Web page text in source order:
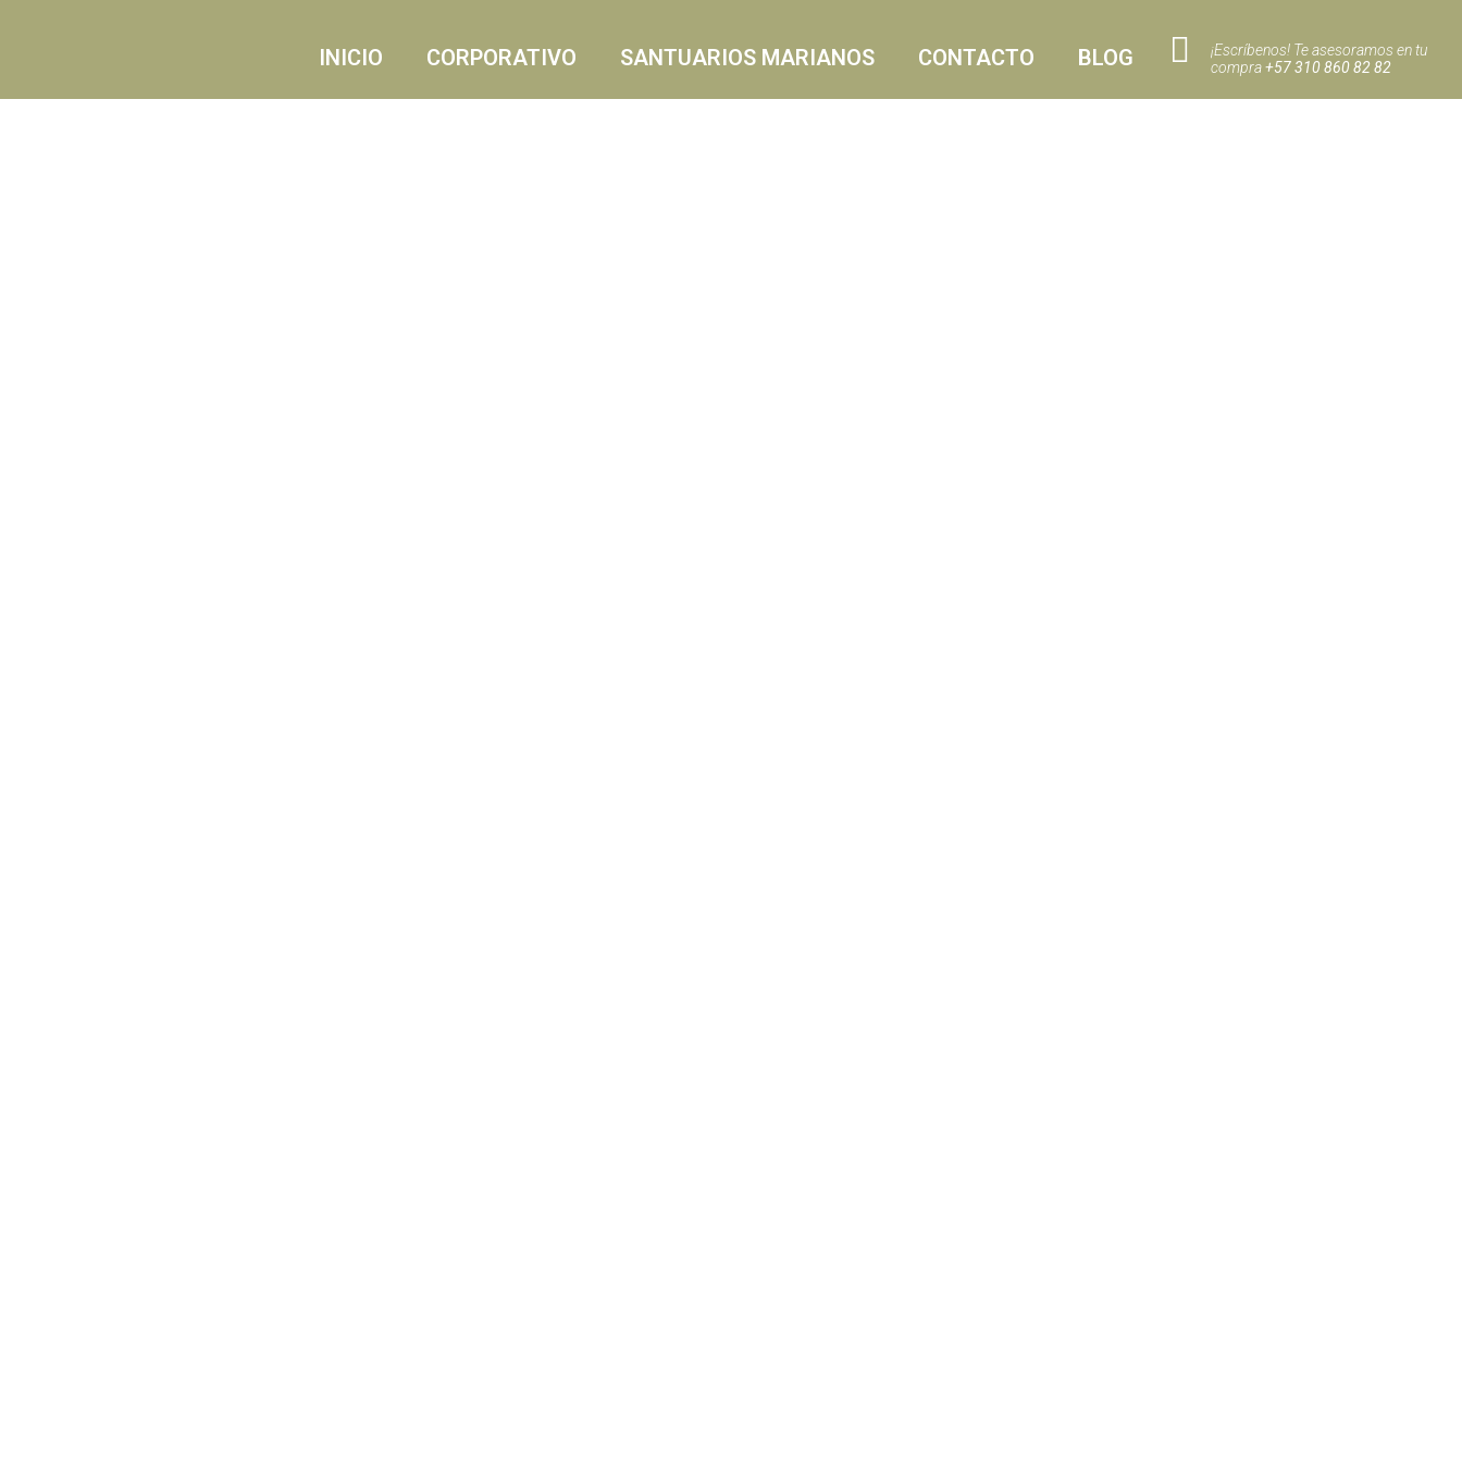
INICIO CORPORATIVO SANTUARIOS MARIANOS CONTACTO BLOG
¡Escríbenos! Te asesoramos en tu
compra+57 310 860 82 82